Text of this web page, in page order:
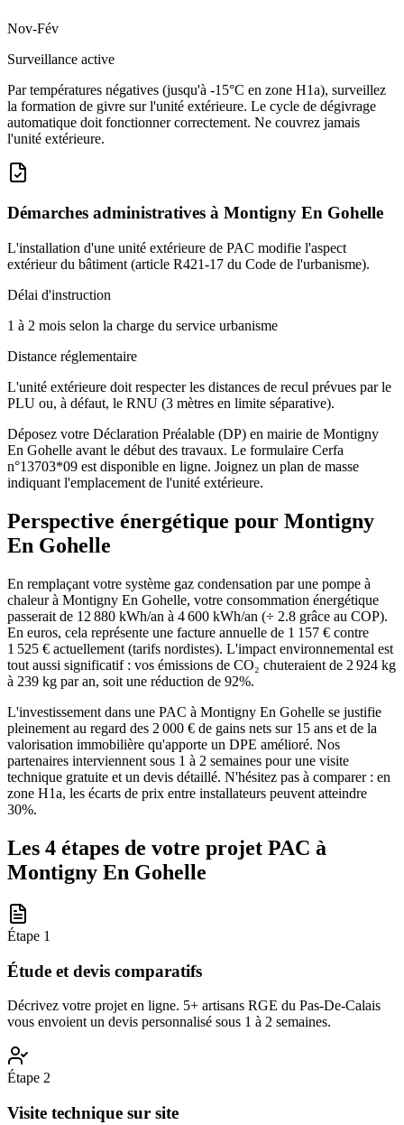
Nov-Fév
Surveillance active
Par températures négatives (jusqu'à -15°C en zone H1a), surveillez
la formation de givre sur l'unité extérieure. Le cycle de dégivrage
automatique doit fonctionner correctement. Ne couvrez jamais
l'unité extérieure.
Démarches administratives à Montigny En Gohelle
L'installation d'une unité extérieure de PAC modifie l'aspect
extérieur du bâtiment (article R421-17 du Code de l'urbanisme).
Délai d'instruction
1 à 2 mois selon la charge du service urbanisme
Distance réglementaire
L'unité extérieure doit respecter les distances de recul prévues par le
PLU ou, à défaut, le RNU (3 mètres en limite séparative).
Déposez votre Déclaration Préalable (DP) en mairie de Montigny
En Gohelle avant le début des travaux. Le formulaire Cerfa
n°13703*09 est disponible en ligne. Joignez un plan de masse
indiquant l'emplacement de l'unité extérieure.
Perspective énergétique pour Montigny
En Gohelle
En remplaçant votre système gaz condensation par une pompe à
chaleur à Montigny En Gohelle, votre consommation énergétique
passerait de 12 880 kWh/an à 4 600 kWh/an (÷ 2.8 grâce au COP).
En euros, cela représente une facture annuelle de 1 157 € contre
1 525 € actuellement (tarifs nordistes). L'impact environnemental est
tout aussi significatif : vos émissions de CO₂ chuteraient de 2 924 kg
à 239 kg par an, soit une réduction de 92%.
L'investissement dans une PAC à Montigny En Gohelle se justifie
pleinement au regard des 2 000 € de gains nets sur 15 ans et de la
valorisation immobilière qu'apporte un DPE amélioré. Nos
partenaires interviennent sous 1 à 2 semaines pour une visite
technique gratuite et un devis détaillé. N'hésitez pas à comparer : en
zone H1a, les écarts de prix entre installateurs peuvent atteindre
30%.
Les 4 étapes de votre projet PAC à
Montigny En Gohelle
Étape 1
Étude et devis comparatifs
Décrivez votre projet en ligne. 5+ artisans RGE du Pas-De-Calais
vous envoient un devis personnalisé sous 1 à 2 semaines.
Étape 2
Visite technique sur site